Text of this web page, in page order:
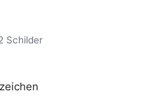
Schilder